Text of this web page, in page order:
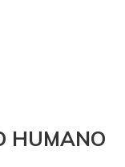
HUMANO